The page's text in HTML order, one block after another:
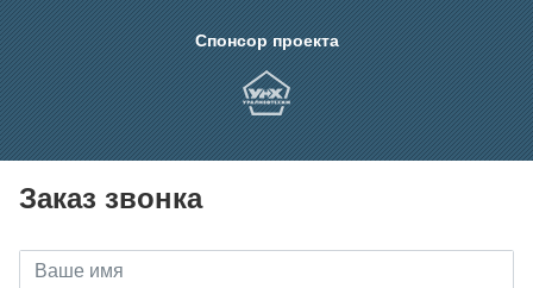
Спонсор проекта
Заказ звонка